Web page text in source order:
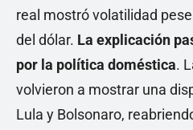
real mostró volatilidad
del dólar. La explicación
por la política doméstica.
volvieron a mostrar una
Lula y Bolsonaro,